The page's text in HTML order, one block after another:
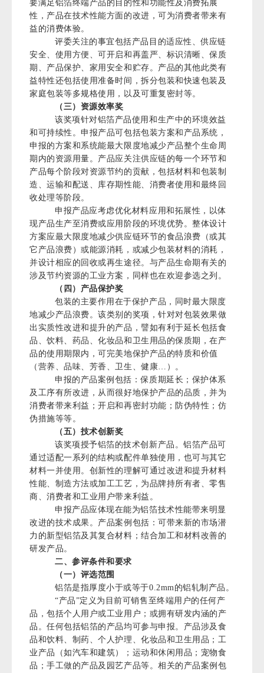
要满足铝箔终端产品的目的性和功能性及消费拓展
性，产品在技术性能方面的改进，可为消费者带来有
益的消费体验。
评委关注的事宜包括产品目的适应性、供应链
安全、使用方便、可开启和再盖严、标识清晰、保质
期、产品保护、家用安全和贮存。产品的其他此类有
益特性还包括使用准备时间，拆分包装和快速包装及
家庭包装等多规格使用，以及可重复密封等。
（三）资源效率奖
该奖项针对铝箔产品使用和生产中的环境效益
和可持续性。申报产品可包括包装方案和产品系统，
申报的方案和系统能最大限度地减少产品整个生命周
期内的资源用量。产品应关注供应链的每一个环节和
产品每个阶段对资源节约的贡献，包括材料和包装制
造、运输和配送、库存期性能、消费者使用和最终回
收处理等阶段。
申报产品应考虑优化材料应用和拓展性，以体
现产品生产至消费或应用阶段的环境优势。整体设计
方案应最大限度地减少供应链环节的食品浪费（或其
它产品浪费）或能源消耗，或减少包装材料的消耗，
并设计相应的回收或再生途径。与产品生命期有关的
涉及节约资源的工业方案，同样也在欢迎参选之列。
（四）产品保护奖
包装的主要作用在于保护产品，同时最大限度
地减少产品浪费。该类别的奖项，针对对包装效果做
出实质性改进和提升的产品，譬如有利于延长包括食
品、饮料、药品、化妆品和卫生用品的保质期，在产
品的使用期限内，可完美地保护产品的特质和价值
（营养、品味、芳香、卫生、健康…）。
申报的产品案例包括：保质期延长；保护体系
及工序有所改进，从而很好地保护产品的品质，并为
消费者带来利益；开启和再密封功能；防伪特性；仿
伪措施等等。
（五）技术创新奖
该奖项授予铝箔的技术创新产品。铝箔产品可
通过适配一系列的结构或配件单独使用，也可与其它
材料一并使用。创新性的理解可通过改进和提升材料
性能、制造方法或加工工艺，为品牌持所有者、零售
商、消费者和工业用户带来利益。
申报产品应体现在能为铝箔技术性能带来明显
改进的技术成果。产品案例包括：可带来新的市场潜
力的新型铝箔及其复合材料；结合加工和材料改善的
研发产品。
二、参评条件和要求
（一）评选范围
铝箔是指厚度小于或等于0.2mm的铝轧制产品。
“产品”定义为目前可销售至终端用户的任何产
品，包括个人用户或工业用户；或拥有研发内涵的产
品。任何包括铝箔的产品均可参与申报。产品涉及食
品和饮料、制药、个人护理、化妆品和卫生用品；工
业产品（如汽车和建筑）；运动和休闲用品；宠物食
品；手工做的产品及园艺产品等。相关的产品案例包